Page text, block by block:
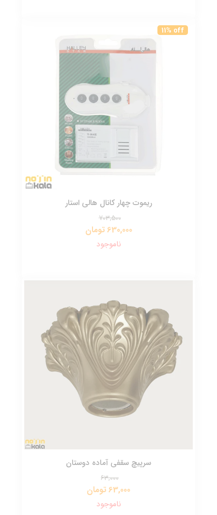
11% off
ریموت چهار کانال هالی استار
703,500
630,000 تومان
ناموجود
سرپیچ سقفی آماده دوستان
63,000
63,000 تومان
ناموجود